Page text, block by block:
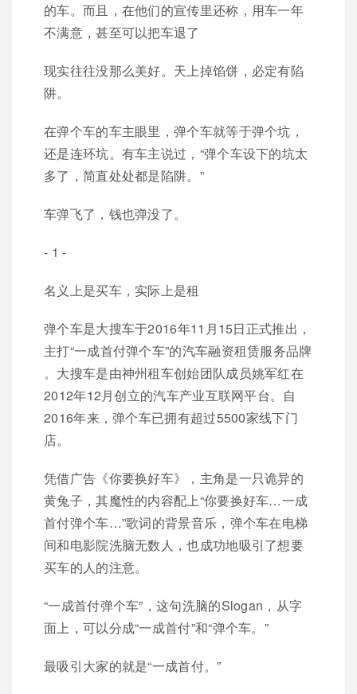
的车。而且，在他们的宣传里还称，用车一年
不满意，甚至可以把车退了
现实往往没那么美好。天上掉馅饼，必定有陷
阱。
在弹个车的车主眼里，弹个车就等于弹个坑，
还是连环坑。有车主说过，“弹个车设下的坑太
多了，简直处处都是陷阱。”
车弹飞了，钱也弹没了。
- 1 -
名义上是买车，实际上是租
弹个车是大搜车于2016年11月15日正式推出，
主打“一成首付弹个车”的汽车融资租赁服务品牌
。大搜车是由神州租车创始团队成员姚军红在
2012年12月创立的汽车产业互联网平台。自
2016年来，弹个车已拥有超过5500家线下门
店。
凭借广告《你要换好车》，主角是一只诡异的
黄兔子，其魔性的内容配上“你要换好车…一成
首付弹个车…”歌词的背景音乐，弹个车在电梯
间和电影院洗脑无数人，也成功地吸引了想要
买车的人的注意。
“一成首付弹个车”，这句洗脑的Slogan，从字
面上，可以分成“一成首付”和“弹个车。”
最吸引大家的就是“一成首付。”